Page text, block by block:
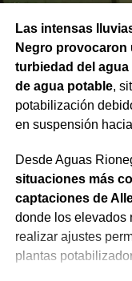
Las intensas
Negro provocaron
turbiedad del
de agua potable,
potabilización
en suspensión
Desde Aguas
situaciones más
captaciones de
donde los elevados
realizar ajustes
plantas